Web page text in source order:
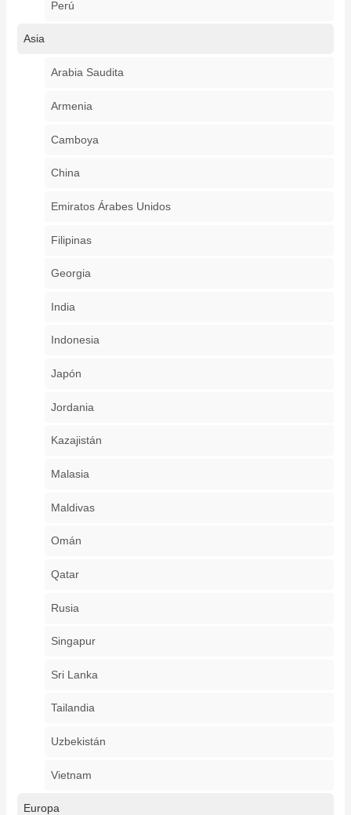
Perú
Asia
Arabia Saudita
Armenia
Camboya
China
Emiratos Árabes Unidos
Filipinas
Georgia
India
Indonesia
Japón
Jordania
Kazajistán
Malasia
Maldivas
Omán
Qatar
Rusia
Singapur
Sri Lanka
Tailandia
Uzbekistán
Vietnam
Europa